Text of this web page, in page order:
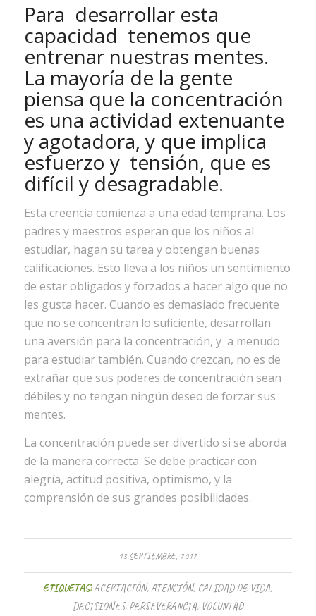
Para desarrollar esta
capacidad tenemos que
entrenar nuestras mentes.
La mayoría de la gente
piensa que la concentración
es una actividad extenuante
y agotadora, y que implica
esfuerzo y tensión, que es
difícil y desagradable.
Esta creencia comienza a una edad temprana. Los
padres y maestros esperan que los niños al
estudiar, hagan su tarea y obtengan buenas
calificaciones. Esto lleva a los niños un sentimiento
de estar obligados y forzados a hacer algo que no
les gusta hacer. Cuando es demasiado frecuente
que no se concentran lo suficiente, desarrollan
una aversión para la concentración, y a menudo
para estudiar también. Cuando crezcan, no es de
extrañar que sus poderes de concentración sean
débiles y no tengan ningún deseo de forzar sus
mentes.
La concentración puede ser divertido si se aborda
de la manera correcta. Se debe practicar con
alegría, actitud positiva, optimismo, y la
comprensión de sus grandes posibilidades.
13 SEPTIEMBRE, 2012
ETIQUETAS:ACEPTACIÓN,ATENCIÓN, CALIDAD DE VIDA,
DECISIONES, PERSEVERANCIA, VOLUNTAD